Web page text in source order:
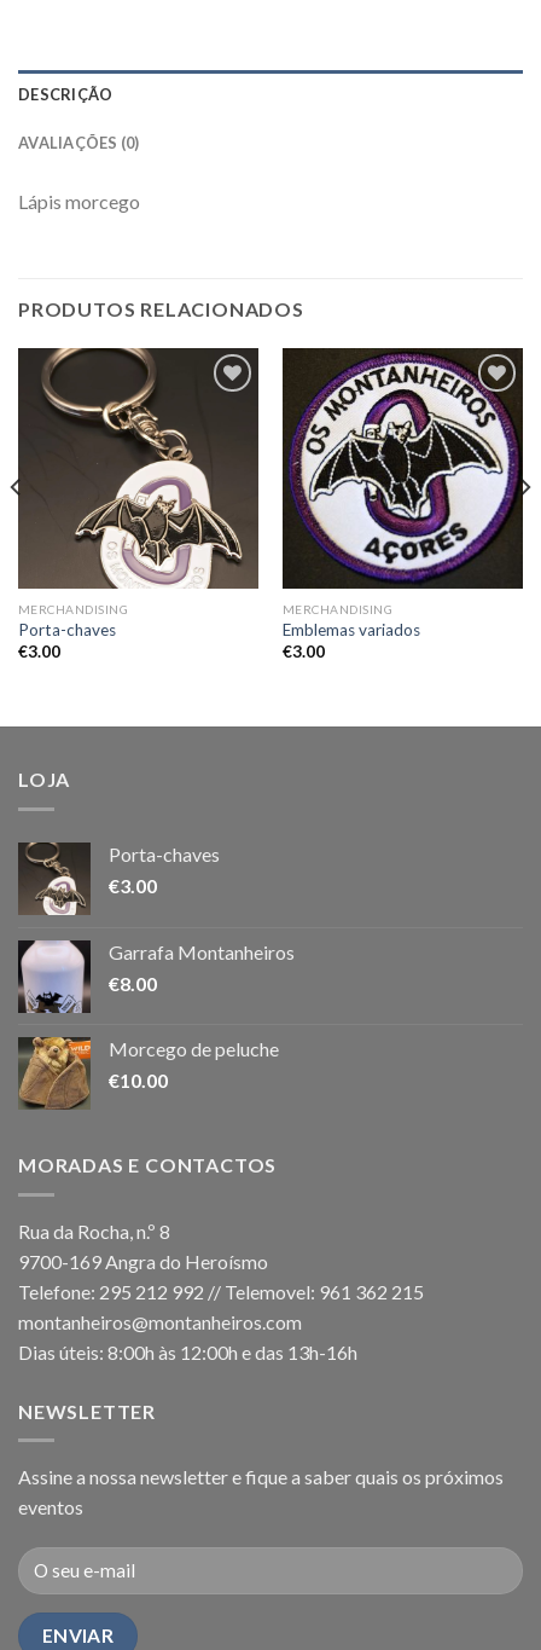
DESCRIÇÃO
AVALIAÇÕES (0)
Lápis morcego
PRODUTOS RELACIONADOS
Wishlist
MERCHANDISING
Porta-chaves
€3.00
Add to
Wishlist
MERCHANDISING
Emblemas variados
€3.00
LOJA
Porta-chaves
€3.00
Garrafa Montanheiros
€8.00
Morcego de peluche
€10.00
MORADAS E CONTACTOS
Rua da Rocha, n.º 8
9700-169 Angra do Heroísmo
Telefone: 295 212 992 // Telemovel: 961 362 215
montanheiros@montanheiros.com
Dias úteis: 8:00h às 12:00h e das 13h-16h
NEWSLETTER
Assine a nossa newsletter e fique a saber quais os próximos
eventos